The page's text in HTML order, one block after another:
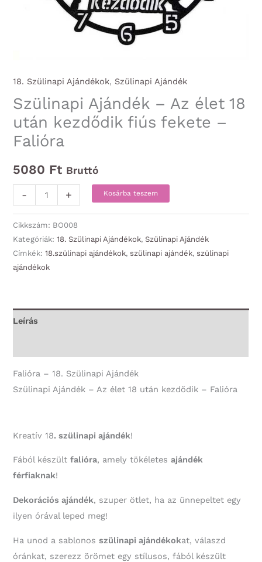
18. Szülinapi Ajándékok, Szülinapi Ajándék
Szülinapi Ajándék – Az élet 18
után kezdődik fiús fekete –
Falióra
5080 Ft Bruttó
-
Szülinapi
Ajándék
-
Az
élet
18
fiús
+ Kosárba teszem
Cikkszám: BO008
Kategóriák:18. Szülinapi Ajándékok,Szülinapi Ajándék
Címkék:18.szülinapi ajándékok,szülinapi ajándék,szülinapi
ajándékok
Leírás
Falióra – 18. Szülinapi Ajándék
Szülinapi Ajándék – Az élet 18 után kezdődik – Falióra
Kreatív 18. szülinapi ajándék!
Fából készültfalióra, amely tökéletesajándék
férfiaknak!
Dekorációs ajándék, szuper ötlet, ha az ünnepeltet egy
ilyen órával leped meg!
Ha unod a sablonosszülinapi ajándékokat, válaszd
óránkat, szerezz örömet egy stílusos, fából készült